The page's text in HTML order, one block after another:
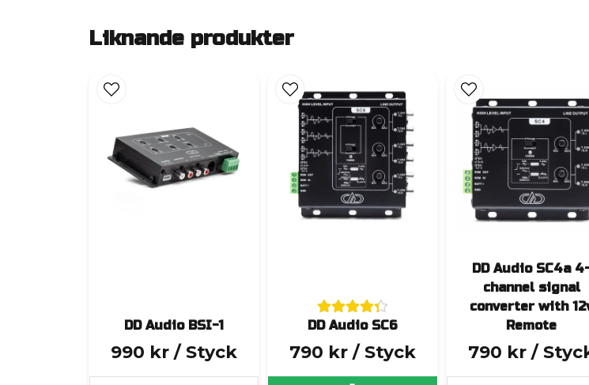
Liknande produkter
DD Audio BSI-1
990 kr / Styck
DD Audio SC6
790 kr / Styck
DD Audio SC4a
channel signal
converter with
Remote
790 kr /